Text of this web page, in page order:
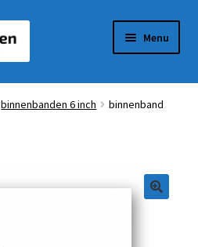
Menu
binnenbanden 6 inch
binnenband